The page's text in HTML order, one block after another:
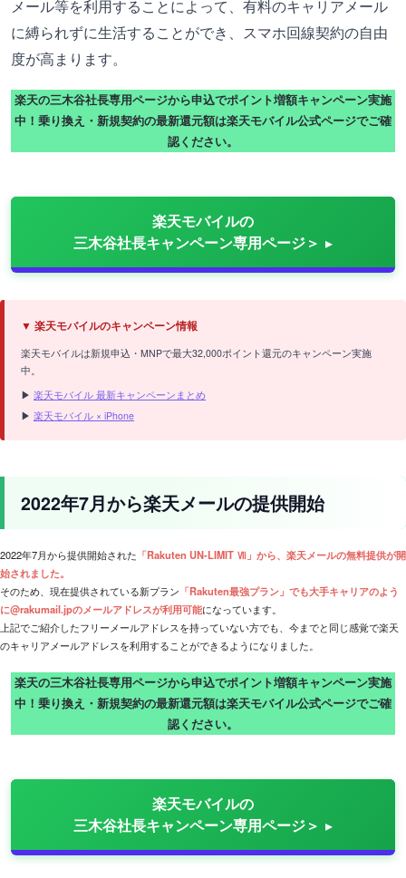
メール等を利用することによって、有料のキャリアメール
に縛られずに生活することができ、スマホ回線契約の自由
度が高まります。
楽天の三木谷社長専用ページから申込でポイント増額キャンペーン実施
中！乗り換え・新規契約の最新還元額は楽天モバイル公式ページでご確
認ください。
楽天モバイルの
三木谷社長キャンペーン専用ページ＞
▼ 楽天モバイルのキャンペーン情報
楽天モバイルは新規申込・MNPで最大32,000ポイント還元のキャンペーン実施
中。
▶ 楽天モバイル 最新キャンペーンまとめ
▶ 楽天モバイル × iPhone
2022年7月から楽天メールの提供開始
2022年7月から提供開始された 「Rakuten UN-LIMIT Ⅶ」から、楽天メールの無料提供が開
始されました。
そのため、現在提供されている新プラン 「Rakuten最強プラン」でも大手キャリアのよう
に@rakumail.jpのメールアドレスが利用可能になっています。
上記でご紹介したフリーメールアドレスを持っていない方でも、今までと同じ感覚で楽天
のキャリアメールアドレスを利用することができるようになりました。
楽天の三木谷社長専用ページから申込でポイント増額キャンペーン実施
中！乗り換え・新規契約の最新還元額は楽天モバイル公式ページでご確
認ください。
楽天モバイルの
三木谷社長キャンペーン専用ページ＞